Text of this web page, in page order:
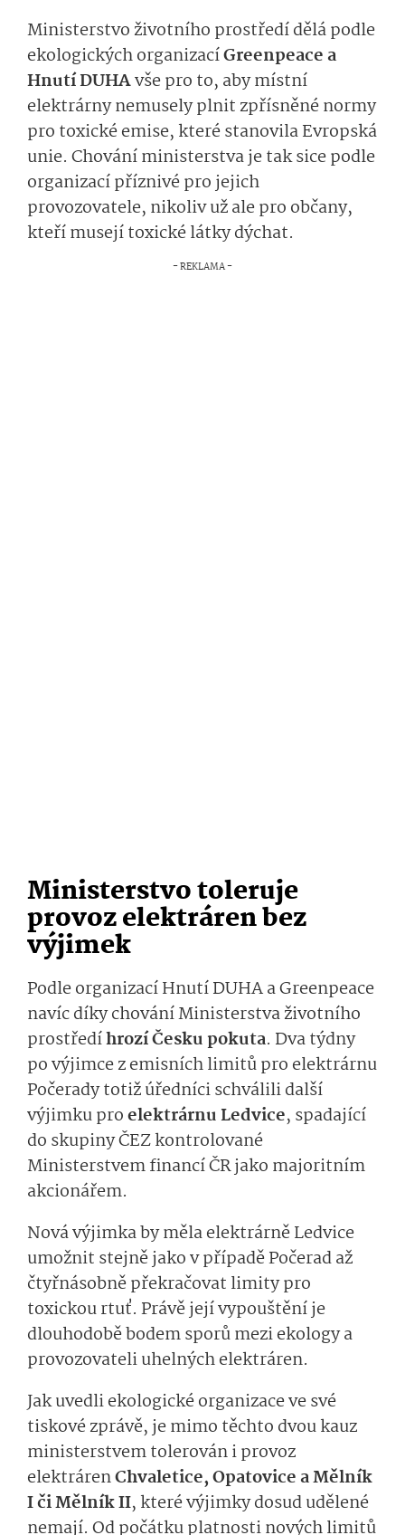
Ministerstvo životního prostředí dělá podle
ekologických organizacíGreenpeace a
Hnutí DUHAvše pro to, aby místní
elektrárny nemusely plnit zpřísněné normy
pro toxické emise, které stanovila Evropská
unie. Chování ministerstva je tak sice podle
organizací příznivé pro jejich
provozovatele, nikoliv už ale pro občany,
kteří musejí toxické látky dýchat.
Ministerstvo toleruje
provoz elektráren bez
výjimek
Podle organizací Hnutí DUHA a Greenpeace
navíc díky chování Ministerstva životního
prostředíhrozí Česku pokuta. Dva týdny
po výjimce z emisních limitů pro elektrárnu
Počerady totiž úředníci schválili další
výjimku proelektrárnu Ledvice, spadající
do skupiny ČEZ kontrolované
Ministerstvem financí ČR jako majoritním
akcionářem.
Nová výjimka by měla elektrárně Ledvice
umožnit stejně jako v případě Počerad až
čtyřnásobně překračovat limity pro
toxickou rtuť. Právě její vypouštění je
dlouhodobě bodem sporů mezi ekology a
provozovateli uhelných elektráren.
Jak uvedli ekologické organizace ve své
tiskové zprávě, je mimo těchto dvou kauz
ministerstvem tolerován i provoz
elektrárenChvaletice, Opatovice a Mělník
I či Mělník II, které výjimky dosud udělené
nemají. Od počátku platnosti nových limitů